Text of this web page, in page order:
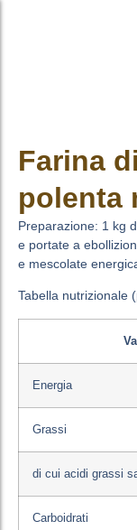
Farina
polenta
Preparazione: 1 kg
e portate a
e mescolate
Tabella nutrizionale
Energia
Grassi
di cui acidi grassi
Carboidrati